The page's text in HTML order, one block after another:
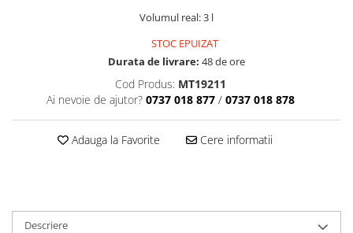
Volumul real: 3 l
STOC EPUIZAT
Durata de livrare: 48 de ore
Cod Produs: MT19211
Ai nevoie de ajutor? 0737 018 877 / 0737 018 878
Adauga la Favorite Cere informatii
Descriere